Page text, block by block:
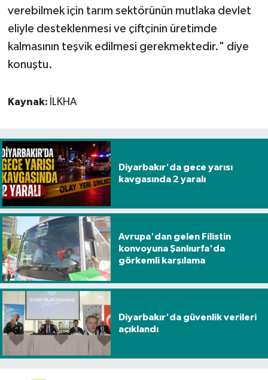
verebilmek için tarım sektörünün mutlaka devlet
eliyle desteklenmesi ve çiftçinin üretimde
kalmasının teşvik edilmesi gerekmektedir." diye
konuştu.
Kaynak: İLKHA
Diyarbakır'da gece yarısı
kavgasında 2 yaralı
Avrupa'dan gelen Filistin
konvoyuna Şanlıurfa'da
görkemli karşılama
Diyarbakır'da güvenlik verileri
açıklandı